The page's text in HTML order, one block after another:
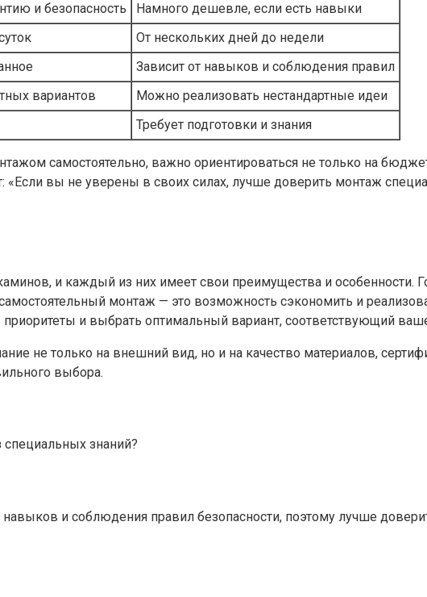
и безопасность
Намного дешевле, если есть навыки
От нескольких дней до недели
Зависит от навыков и соблюдения правил
вариантов
Можно реализовать нестандартные идеи
Требует подготовки и знания
самостоятельно, важно ориентироваться не только на
«Если вы не уверены в своих силах, лучше доверить монтаж
и каждый из них имеет свои преимущества и особенности.
монтаж — это возможность сэкономить и
и выбрать оптимальный вариант, соответствующий
не только на внешний вид, но и на качество материалов,
выбора.
знаний?
и соблюдения правил безопасности, поэтому лучше